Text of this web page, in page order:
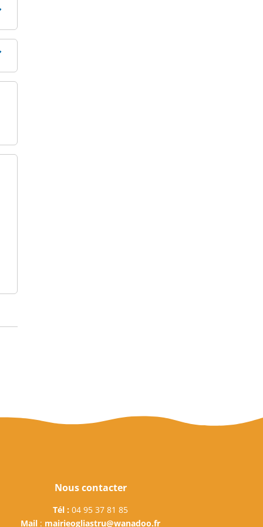
Nous contacter
Tél : 04 95 37 81 85
Mail : mairieogliastru@wanadoo.fr